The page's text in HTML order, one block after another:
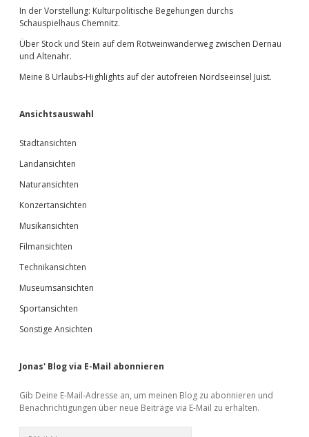
In der Vorstellung: Kulturpolitische Begehungen durchs
Schauspielhaus Chemnitz.
Über Stock und Stein auf dem Rotweinwanderweg zwischen Dernau
und Altenahr.
Meine 8 Urlaubs-Highlights auf der autofreien Nordseeinsel Juist.
Ansichtsauswahl
Stadtansichten
Landansichten
Naturansichten
Konzertansichten
Musikansichten
Filmansichten
Technikansichten
Museumsansichten
Sportansichten
Sonstige Ansichten
Jonas' Blog via E-Mail abonnieren
Gib Deine E-Mail-Adresse an, um meinen Blog zu abonnieren und
Benachrichtigungen über neue Beiträge via E-Mail zu erhalten.